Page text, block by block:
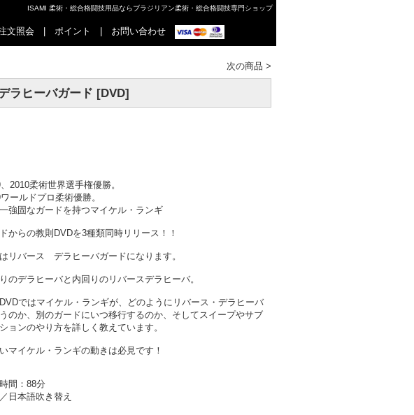
ISAMI 柔術・総合格闘技用品ならブラジリアン柔術・総合格闘技専門ショップ
文照会 ポイント お問い合わせ
次の商品 >
ラヒーバガード [DVD]
2010柔術世界選手権優勝。
ールドプロ柔術優勝。
強固なガードを持つマイケル・ランギ
からの教則DVDを3種類同時リリース！！
リバース デラヒーバガードになります。
のデラヒーバと内回りのリバースデラヒーバ。
ではマイケル・ランギが、どのようにリバース・デラヒーバ
のか、別のガードにいつ移行するのか、そしてスイープやサブ
ョンのやり方を詳しく教えています。
マイケル・ランギの動きは必見です！
間：88分
日本語吹き替え